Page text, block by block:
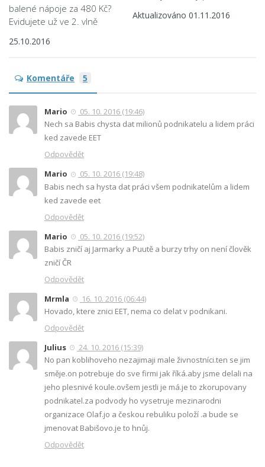
balené nápoje za 480 Kč?
Evidujete už ve 2. vlně
25.10.2016
Aktualizováno 01.11.2016
Komentáře 5
Mario
05. 10. 2016 (19:46)
Nech sa Babis chysta dat milionů podnikatelu a lidem práci
ked zavede EET
Odpovědět
Mario
05. 10. 2016 (19:48)
Babis nech sa hysta dat práci všem podnikatelům a lidem
ked zavede eet
Odpovědět
Mario
05. 10. 2016 (19:52)
Babis zničí aj Jarmarky a Puutě a burzy trhy on není člověk
zničí ČR
Odpovědět
Mrmla
16. 10. 2016 (06:44)
Hovado, ktere znici EET, nema co delat v podnikani.
Odpovědět
Julius
24. 10. 2016 (15:39)
No pan koblihoveho nezajimaji male živnostníci.ten se jim
směje.on potrebuje do sve firmi jak říká.aby jsme delali na
jeho plesnivé koule.ovšem jestli je má.je to zkorupovany
podnikatel.za podvody ho vysetruje mezinarodni
organizace Olaf.jo a českou rebuliku položí .a bude se
jmenovat Babišovo.je to hnůj.
Odpovědět